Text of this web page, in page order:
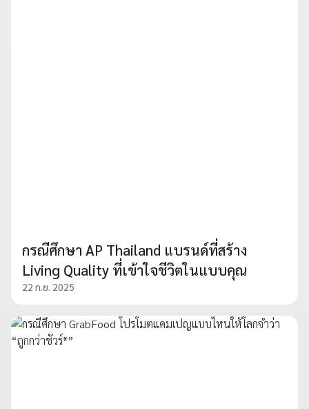
กรณีศึกษา AP Thailand แบรนด์ที่สร้าง
Living Quality ที่เข้าใจชีวิตในแบบคุณ
22 ก.ย. 2025